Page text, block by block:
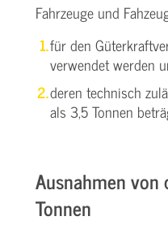
Fahrzeuge und
für den
verwendet werden
deren technisch
als 3,5 Tonnen
Ausnahmen
Tonnen